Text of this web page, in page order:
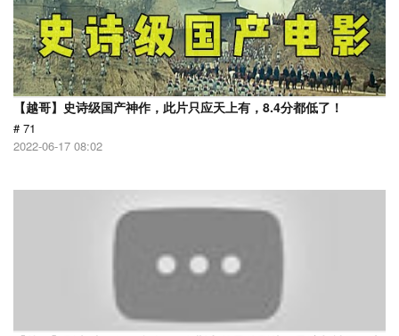
【越哥】史诗级国产神作，此片只应天上有，8.4分都低了！
# 71
2022-06-17 08:02